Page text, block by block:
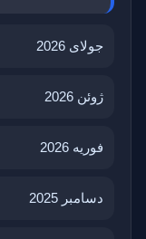
جولای 2026
ژوئن 2026
فوریه 2026
دسامبر 2025